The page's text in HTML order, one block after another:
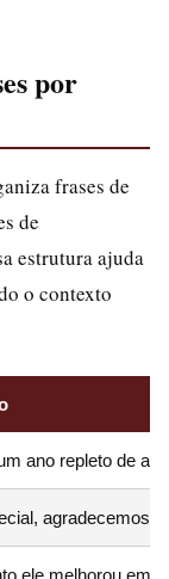
por
frases de
de
estrutura ajuda
o contexto
ano repleto de
agradecemos
ele melhorou em